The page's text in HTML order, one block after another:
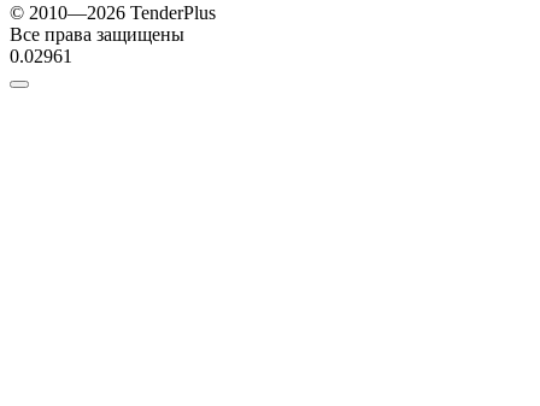
© 2010—2026 TenderPlus
Все права защищены
0.02961